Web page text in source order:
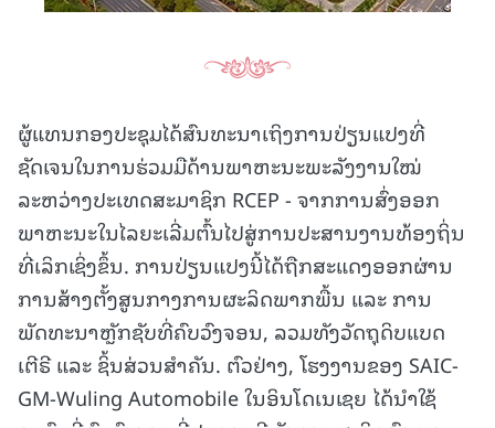
ຜູ້ແທນກອງປະຊຸມໄດ້ສົນທະນາເຖິງການປ່ຽນແປງທີ່
ຊັດເຈນໃນການຮ່ວມມືດ້ານພາຫະນະພະລັງງານໃໝ່
ລະຫວ່າງປະເທດສະມາຊິກ RCEP - ຈາກການສົ່ງອອກ
ພາຫະນະໃນໄລຍະເລີ່ມຕົ້ນໄປສູ່ການປະສານງານທ້ອງຖິ່ນ
ທີ່ເລິກເຊິ່ງຂຶ້ນ. ການປ່ຽນແປງນີ້ໄດ້ຖືກສະແດງອອກຜ່ານ
ການສ້າງຕັ້ງສູນກາງການຜະລິດພາກພື້ນ ແລະ ການ
ພັດທະນາຫຼັກຊັບທີ່ຄົບວົງຈອນ, ລວມທັງວັດຖຸດິບແບດ
ເຕີຣີ ແລະ ຊິ້ນສ່ວນສຳຄັນ. ຕົວຢ່າງ, ໂຮງງານຂອງ SAIC-
GM-Wuling Automobile ໃນອິນໂດເນເຊຍ ໄດ້ນຳໃຊ້